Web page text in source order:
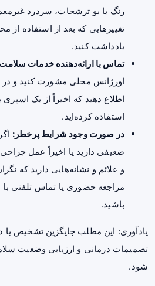
رنگ یا بو ترشحات، سردرد
تغییر‌هایی که بعد از استفاده از
یادداشت کنید.
تماس با ارائه‌دهنده خدمات
اورژانس محلی مشورت کنید و در
اطلاع دهید که اخیراً از یک
استفاده کرده‌اید.
در صورت وجود شرایط پرخطر:
ضعیفی دارید یا اخیراً عمل
و علائم و نشانه‌هایی دارید که
مراجعه حضوری یا تماس تلفنی با
باشید.
یادآوری: این مطلب جایگزین تشخیص
تصمیمات درمانی و ارزیابی وضعیت
شود.